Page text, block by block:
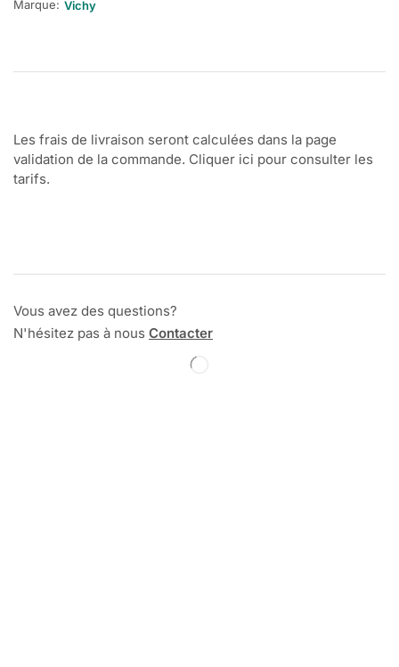
Marque: Vichy
Les frais de livraison seront calculées dans la page
validation de la commande. Cliquer ici pour consulter les
tarifs.
Vous avez des questions?
N'hésitez pas à nous Contacter